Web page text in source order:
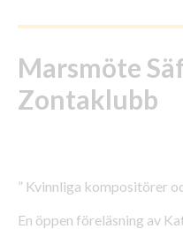
Marsmöte
Zontaklubb
” Kvinnliga kompositörer
En öppen föreläsning av